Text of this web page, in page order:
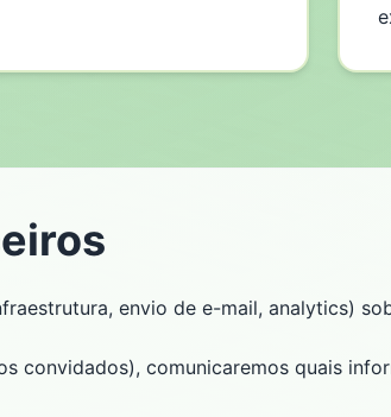
envio de e-mail, analytics)
convidados), comunicaremos quais